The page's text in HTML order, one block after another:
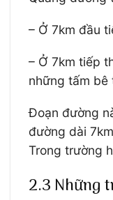
– Ở 7km đầu
– Ở 7km tiếp
những tấm bê
Đoạn đường
đường dài
Trong trường
2.3 Những